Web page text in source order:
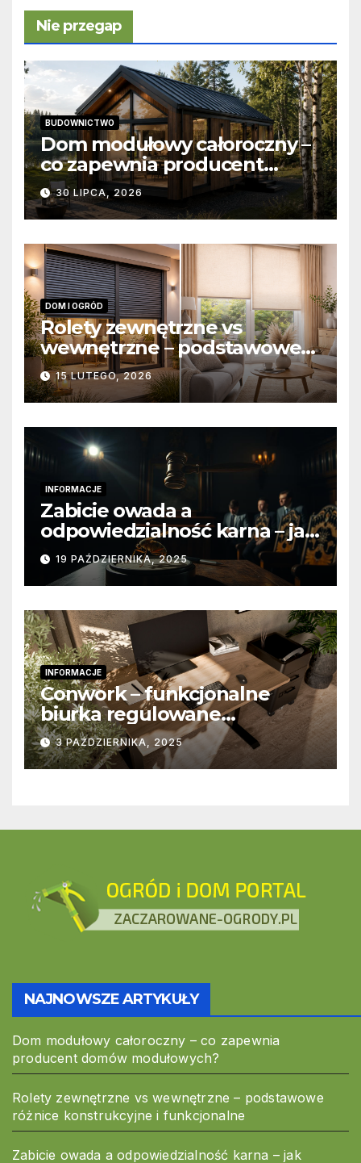
Nie przegap
BUDOWNICTWO
Dom modułowy całoroczny –
co zapewnia producent
domów modułowych?
30 LIPCA, 2026
DOM I OGRÓD
Rolety zewnętrzne vs
wewnętrzne – podstawowe
różnice konstrukcyjne i
funkcjonalne
15 LUTEGO, 2026
INFORMACJE
Zabicie owada a
odpowiedzialność karna – jak
wygląda to w praktyce?
19 PAŹDZIERNIKA, 2025
INFORMACJE
Conwork – funkcjonalne
biurka regulowane
stworzone z myślą o
nowoczesnych
przestrzeniach pracy
3 PAŹDZIERNIKA, 2025
NAJNOWSZE ARTYKUŁY
Dom modułowy całoroczny – co zapewnia
producent domów modułowych?
Rolety zewnętrzne vs wewnętrzne – podstawowe
różnice konstrukcyjne i funkcjonalne
Zabicie owada a odpowiedzialność karna – jak